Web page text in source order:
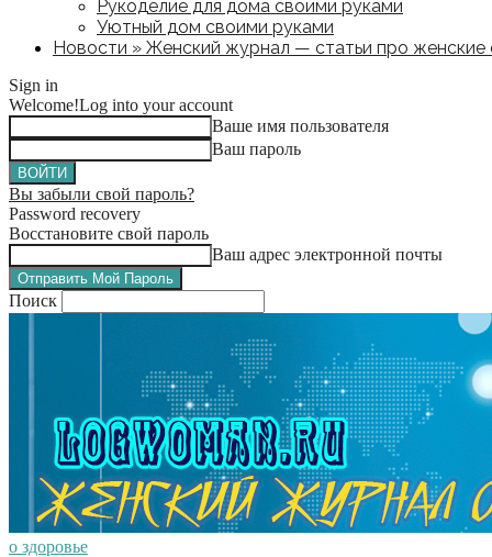
Рукоделие для дома своими руками
Уютный дом своими руками
Новости » Женский журнал — статьи про женские
Sign in
Welcome!Log into your account
Ваше имя пользователя
Ваш пароль
Вы забыли свой пароль?
Password recovery
Восстановите свой пароль
Ваш адрес электронной почты
Поиск
о здоровье